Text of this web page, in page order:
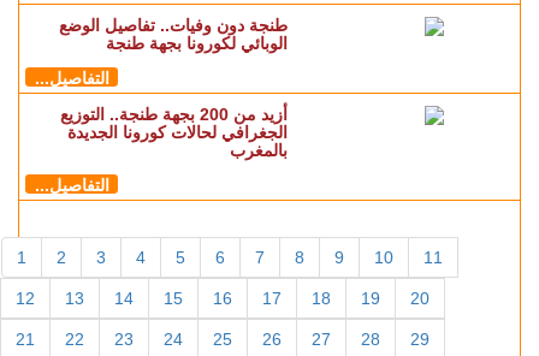
طنجة دون وفيات.. تفاصيل الوضع
الوبائي لكورونا بجهة طنجة
التفاصيل...
أزيد من 200 بجهة طنجة.. التوزيع
الجغرافي لحالات كورونا الجديدة
بالمغرب
التفاصيل...
1 2 3 4 5 6 7 8 9 10 11
12 13 14 15 16 17 18 19 20
21 22 23 24 25 26 27 28 29